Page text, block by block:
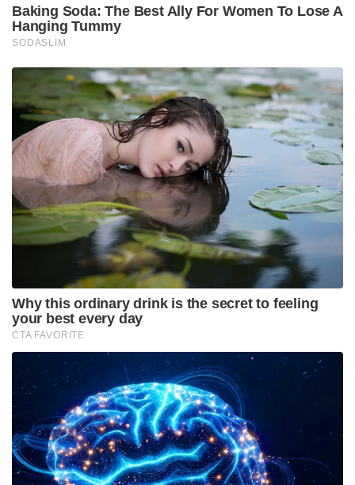
പ്രധാനപ്പെട്ടതായിരുന്നു സ്‌പൈസസ് ബോര്‍ഡ്
ചെയര്‍മാന്‍ പദവി.